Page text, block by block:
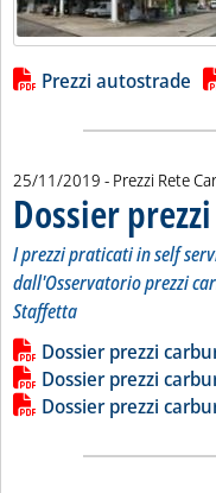
Lista allegati
Prezzi autostrade
25/11/2019 - Prezzi Rete
Dossier
I prezzi praticati in self
dall'Osservatorio prezzi
Staffetta
Leggi tutta la notizia:
Lista allegati
Dossier prezzi
Dossier prezzi
Dossier prezzi